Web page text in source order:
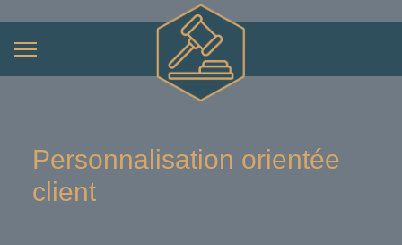
Personnalisation orientée
client